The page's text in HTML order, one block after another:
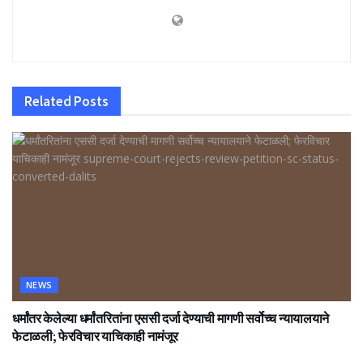
Related Posts
NEWS
धर्मांतर केलेल्या धर्मांतरितांना एससी दर्जा देण्याची मागणी सर्वोच्च न्यायालयाने
फेटाळली; फेरविचार याचिकाही नामंजूर